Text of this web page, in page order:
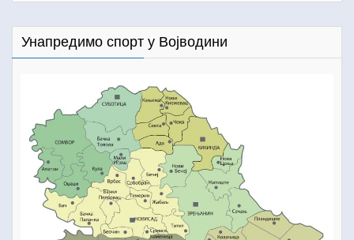
Унапредимо спорт у Војводини